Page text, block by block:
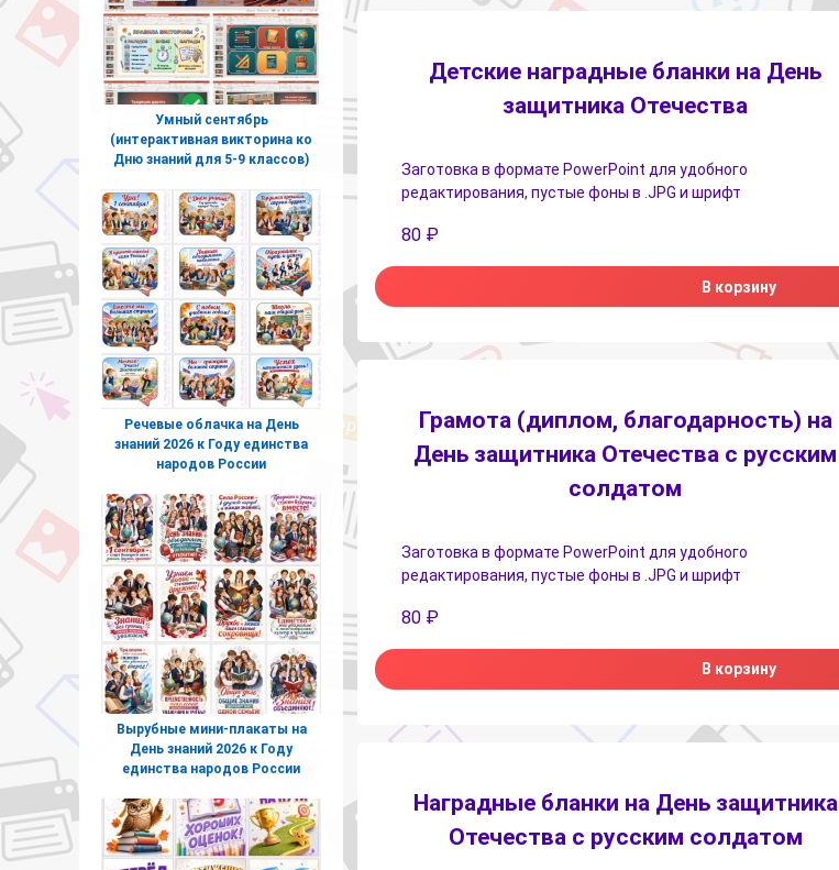
Детские наградные бланки на День
защитника Отечества
Заготовка в формате PowerPoint для удобного
редактирования, пустые фоны в .JPG и шрифт
80 ₽
В корзину
Грамота (диплом, благодарность) на
День защитника Отечества с русским
солдатом
Заготовка в формате PowerPoint для удобного
редактирования, пустые фоны в .JPG и шрифт
80 ₽
В корзину
Наградные бланки на День защитника
Отечества с русским солдатом
Умный сентябрь
(интерактивная викторина ко
Дню знаний для 5-9 классов)
Речевые облачка на День
знаний 2026 к Году единства
народов России
Вырубные мини-плакаты на
День знаний 2026 к Году
единства народов России